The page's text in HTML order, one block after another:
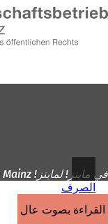
إلى
الصفحة
في ماينز! لماينز! Wirtschaftsbetrieb Mainz!
الصرف
القراءة بصوت عالٍ